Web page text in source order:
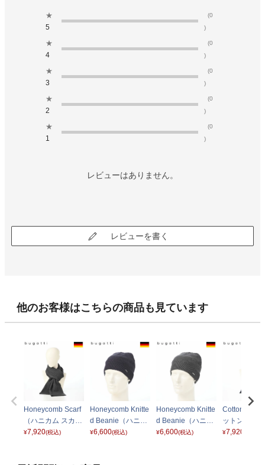
★
5
(0
)
★
4
(0
)
★
3
(0
)
★
2
(0
)
★
1
(0
)
レビューはありません。
レビューを書く
他のお客様はこちらの商品も見ています
Honeycomb Scarf
（ハニカム スカー
フ） 630208 チャ
¥7,920(税込)
Honeycomb Knitte
d Beanie（ハニカ
ム ニットビーニ
¥6,600(税込)
Honeycomb Knitte
d Beanie（ハニカ
ム ニットビーニ
¥6,600(税込)
Cotton Scarf
ットンスカ
630337 ネイ
¥7,920